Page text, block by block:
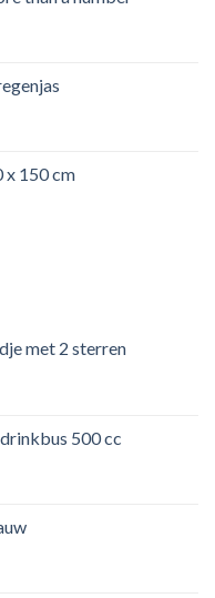
x 150 cm
met 2 sterren
500 cc